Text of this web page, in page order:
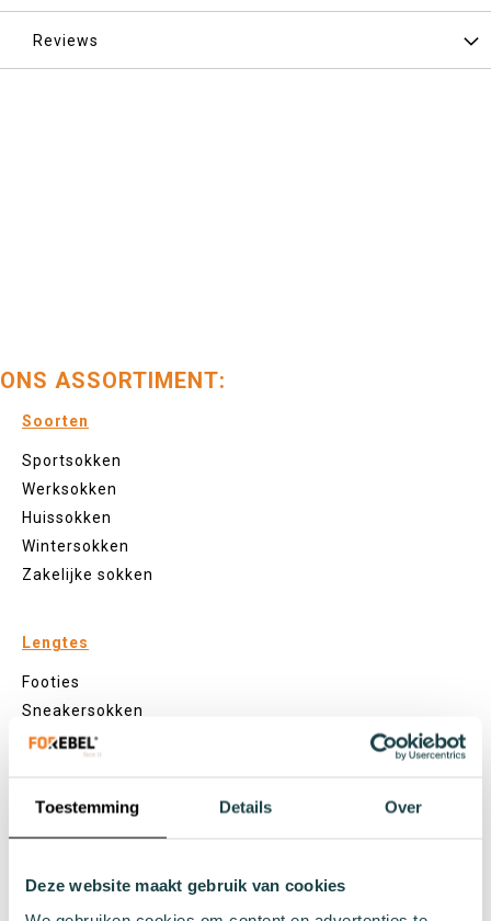
Toestemming Details Over
Deze website maakt gebruik van cookies
Reviews
ONS ASSORTIMENT:
Soorten
Sportsokken
Werksokken
Huissokken
Wintersokken
Zakelijke sokken
Lengtes
Footies
Sneakersokken
Quarter sokken
Kniekousen
Veel kleurige sokken